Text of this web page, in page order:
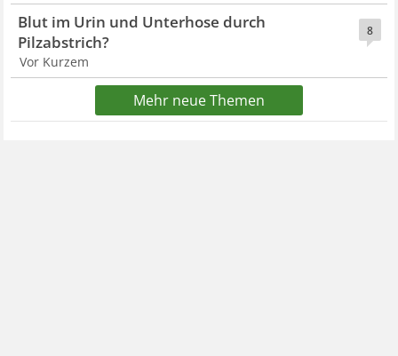
8
Blut im Urin und Unterhose durch
Pilzabstrich?
Vor Kurzem
Mehr neue Themen